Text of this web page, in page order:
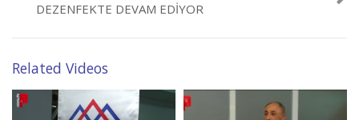
DEZENFEKTE DEVAM EDIYOR
Related Videos